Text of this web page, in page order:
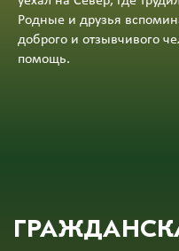
Родные и друзья
доброго и отзывчивого
помощь.